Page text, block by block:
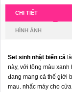
CHI TIẾT
HÌNH ẢNH
Set sinh nhật biển cả
này, với tông màu
đang mang cả thế giới
mau. nhấc máy cho